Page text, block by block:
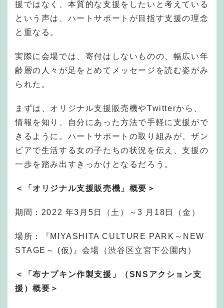
援ではなく、本質的な支援をしたいと考えている
という声は、ハートサポートが目指す支援の理念
と重なる。
実際に会場では、寄付はしないものの、幅広い年
齢層の人々が足をとめてメッセージを読む姿がみ
られた。
まずは、オリジナル支援販売機やTwitterから、
情報を知り、自分にあった方法で手軽に支援がで
きるように。ハートサポートの取り組みが、ザン
ビアで生活する女の子たちの状況を伝え、支援の
一歩を踏み出すきっかけとなるだろう。
＜「オリジナル支援販売機」概要＞
期間：2022 年3月5日（土）～3 月18日（金）
場所：『MIYASHITA CULTURE PARK～NEW
STAGE～ (仮)』会場（渋谷区立宮下公園内）
＜「布ナプキン作製支援」（SNSアクション支
援）概要＞